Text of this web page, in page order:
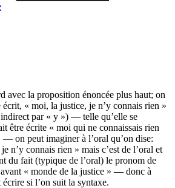
avec la proposition énoncée plus haut; on
« moi, la justice, je n’y connais rien »
par « y ») — telle qu’elle se
être écrite « moi qui ne connaissais rien
— on peut imaginer à l’oral qu’on dise:
n’y connais rien » mais c’est de l’oral et
du fait (typique de l’oral) le pronom de
« monde de la justice » — donc à
si l’on suit la syntaxe.